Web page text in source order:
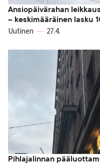
Ansiopäivärahan
– keskimääräinen lasku
Uutinen 27.4.
Pihlajalinnan